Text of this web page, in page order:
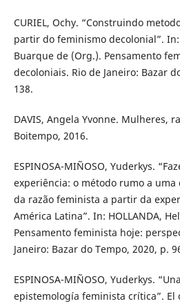
CURIEL, Ochy. “Construindo
partir do feminismo decolonial”. In:
Buarque de (Org.). Pensamento
decoloniais. Rio de Janeiro: Bazar
138.
DAVIS, Angela Yvonne. Mulheres,
Boitempo, 2016.
ESPINOSA-MIÑOSO, Yuderkys.
experiência: o método rumo a
da razão feminista a partir da
América Latina”. In: HOLLANDA,
Pensamento feminista hoje:
Janeiro: Bazar do Tempo, 2020, p.
ESPINOSA-MIÑOSO, Yuderkys.
epistemología feminista crítica”. El